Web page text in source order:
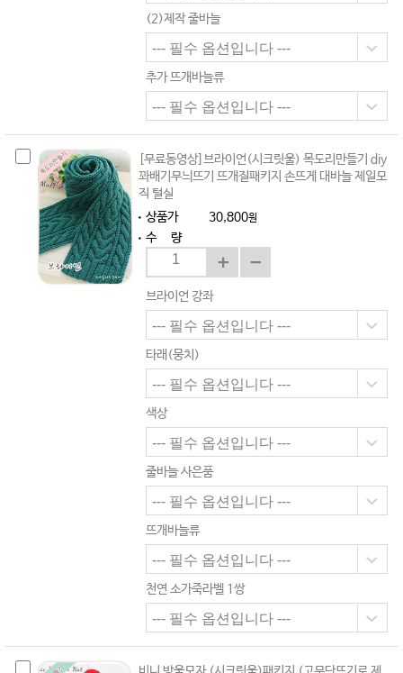
(2)제작 줄바늘
추가 뜨개바늘류
[무료동영상]브라이언(시크릿울) 목도리만들기 diy
꽈배기무늬뜨기 뜨개질패키지 손뜨게 대바늘 제일모
직 털실
상품가
30,800원
수 량
브라이언 강좌
타래(뭉치)
색상
줄바늘 사은품
뜨개바늘류
천연 소가죽라벨 1쌍